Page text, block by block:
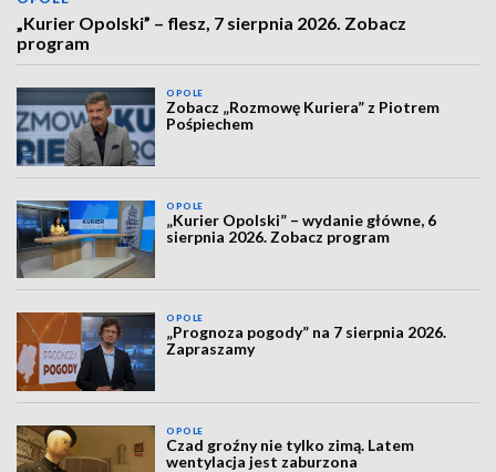
„Kurier Opolski” – flesz, 7 sierpnia 2026. Zobacz
program
OPOLE
Zobacz „Rozmowę Kuriera” z Piotrem
Pośpiechem
OPOLE
„Kurier Opolski” – wydanie główne, 6
sierpnia 2026. Zobacz program
OPOLE
„Prognoza pogody” na 7 sierpnia 2026.
Zapraszamy
OPOLE
Czad groźny nie tylko zimą. Latem
wentylacja jest zaburzona